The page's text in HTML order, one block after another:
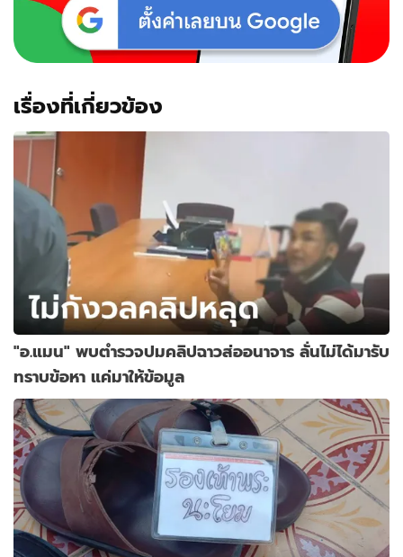
เรื่องที่เกี่ยวข้อง
"อ.แมน" พบตำรวจปมคลิปฉาวส่ออนาจาร ลั่นไม่ได้มารับ
ทราบข้อหา แค่มาให้ข้อมูล